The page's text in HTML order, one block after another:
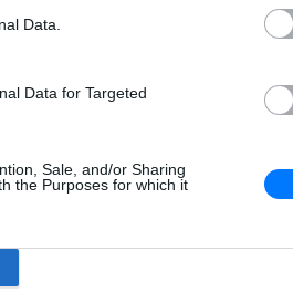
Data.
Data for Targeted
Sale, and/or Sharing
the Purposes for which it
Πώς να
την εισαγγελέα
από το